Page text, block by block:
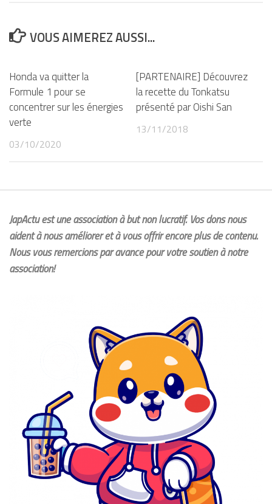
VOUS AIMEREZ AUSSI...
Honda va quitter la
Formule 1 pour se
concentrer sur les énergies
verte
03/10/2020
[PARTENAIRE] Découvrez
la recette du Tonkatsu
présenté par Oishi San
13/11/2018
JapActu est une association à but non lucratif. Vos dons nous
aident à nous améliorer et à vous offrir encore plus de contenu.
Nous vous remercions par avance pour votre soutien à notre
association!